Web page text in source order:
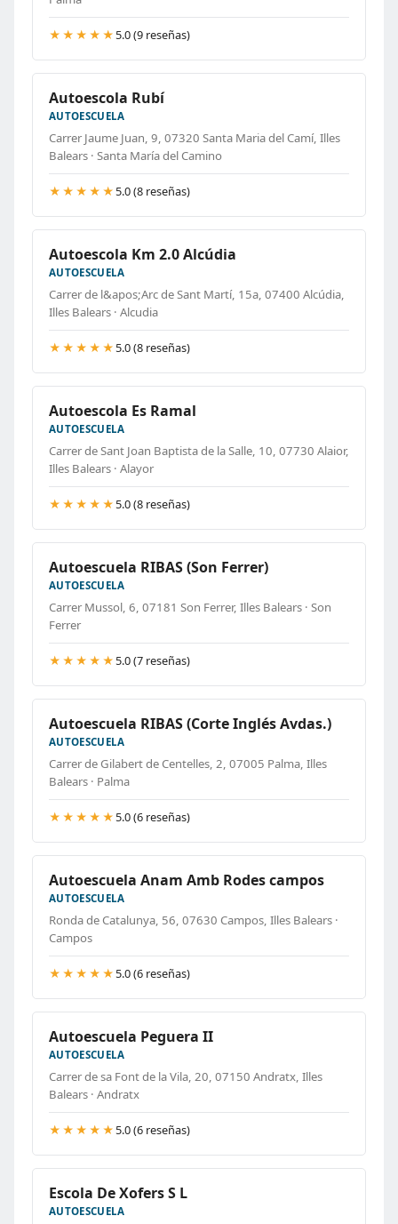
★★★★★ 5.0 (9 reseñas)
Autoescola Rubí
AUTOESCUELA
Carrer Jaume Juan, 9, 07320 Santa Maria del Camí, Illes
Balears · Santa María del Camino
★★★★★ 5.0 (8 reseñas)
Autoescola Km 2.0 Alcúdia
AUTOESCUELA
Carrer de l&apos;Arc de Sant Martí, 15a, 07400 Alcúdia,
Illes Balears · Alcudia
★★★★★ 5.0 (8 reseñas)
Autoescola Es Ramal
AUTOESCUELA
Carrer de Sant Joan Baptista de la Salle, 10, 07730 Alaior,
Illes Balears · Alayor
★★★★★ 5.0 (8 reseñas)
Autoescuela RIBAS (Son Ferrer)
AUTOESCUELA
Carrer Mussol, 6, 07181 Son Ferrer, Illes Balears · Son
Ferrer
★★★★★ 5.0 (7 reseñas)
Autoescuela RIBAS (Corte Inglés Avdas.)
AUTOESCUELA
Carrer de Gilabert de Centelles, 2, 07005 Palma, Illes
Balears · Palma
★★★★★ 5.0 (6 reseñas)
Autoescuela Anam Amb Rodes campos
AUTOESCUELA
Ronda de Catalunya, 56, 07630 Campos, Illes Balears ·
Campos
★★★★★ 5.0 (6 reseñas)
Autoescuela Peguera II
AUTOESCUELA
Carrer de sa Font de la Vila, 20, 07150 Andratx, Illes
Balears · Andratx
★★★★★ 5.0 (6 reseñas)
Escola De Xofers S L
AUTOESCUELA